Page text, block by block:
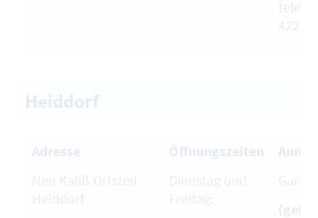
Adresse
Neu Kaliß Ortsteil
Heiddorf
Öffnungszeiten
Dienstag und
Freitag: